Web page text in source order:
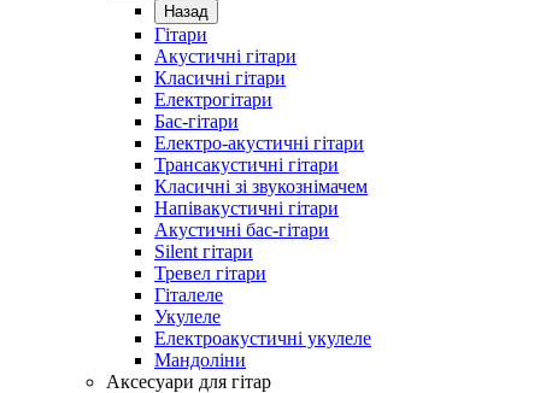
Назад
Гітари
Акустичні гітари
Класичні гітари
Електрогітари
Бас-гітари
Електро-акустичні гітари
Трансакустичні гітари
Класичні зі звукознімачем
Напівакустичні гітари
Акустичні бас-гітари
Silent гітари
Тревел гітари
Гіталеле
Укулеле
Електроакустичні укулеле
Мандоліни
Аксесуари для гітар